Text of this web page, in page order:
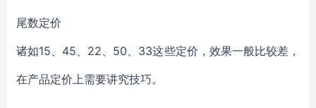
尾数定价
诸如15、45、22、50、33这些定价，效果一般比较差，
在产品定价上需要讲究技巧。